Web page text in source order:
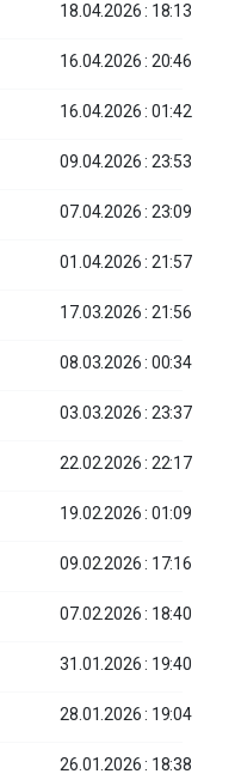
18.04.2026 : 18:13
16.04.2026 : 20:46
16.04.2026 : 01:42
09.04.2026 : 23:53
07.04.2026 : 23:09
01.04.2026 : 21:57
17.03.2026 : 21:56
08.03.2026 : 00:34
03.03.2026 : 23:37
22.02.2026 : 22:17
19.02.2026 : 01:09
09.02.2026 : 17:16
07.02.2026 : 18:40
31.01.2026 : 19:40
28.01.2026 : 19:04
26.01.2026 : 18:38